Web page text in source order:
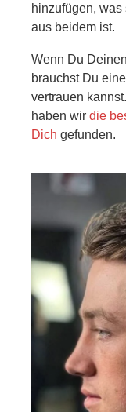
hinzufügen,
aus beidem ist.
Wenn Du
brauchst Du
vertrauen
haben wir die
Dich gefunden.